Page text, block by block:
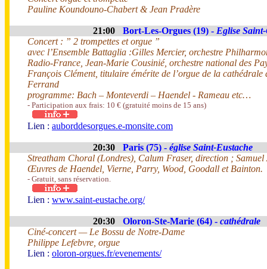
Pauline Koundouno-Chabert & Jean Pradère
21:00 Bort-Les-Orgues (19) - Eglise
Concert : ” 2 trompettes et orgue ”
avec l’Ensemble Battaglia :Gilles Mercier, orchestre
Radio-France, Jean-Marie Cousinié, orchestre national des
François Clément, titulaire émérite de l’orgue de la cathédrale
Ferrand
programme: Bach – Monteverdi – Haendel - Rameau etc…
- Participation aux frais: 10 € (gratuité moins de 15 ans)
Lien : auborddesorgues.e-monsite.com
20:30 Paris (75) - église Saint-Eustache
Streatham Choral (Londres), Calum Fraser, direction ;
Œuvres de Haendel, Vierne, Parry, Wood, Goodall et Bainton.
- Gratuit, sans réservation.
Lien : www.saint-eustache.org/
20:30 Oloron-Ste-Marie (64) - cathédrale
Ciné-concert — Le Bossu de Notre-Dame
Philippe Lefebvre, orgue
Lien : oloron-orgues.fr/evenements/